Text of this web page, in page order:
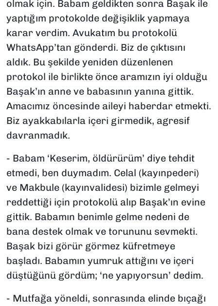
olmak için. Babam geldikten sonra Başak ile
yaptığım protokolde değişiklik yapmaya
karar verdim. Avukatım bu protokolü
WhatsApp’tan gönderdi. Biz de çıktısını
aldık. Bu şekilde yeniden düzenlenen
protokol ile birlikte önce aramızın iyi olduğu
Başak’ın anne ve babasının yanına gittik.
Amacımız öncesinde aileyi haberdar etmekti.
Biz ayakkabılarla içeri girmedik, agresif
davranmadık.
- Babam ‘Keserim, öldürürüm’ diye tehdit
etmedi, ben duymadım. Celal (kayınpederi)
ve Makbule (kayınvalidesi) bizimle gelmeyi
reddettiği için protokolü alıp Başak’ın evine
gittik. Babamın benimle gelme nedeni de
bana destek olmak ve torununu sevmekti.
Başak bizi görür görmez küfretmeye
başladı. Babamın yumruk attığını ve içeri
düştüğünü gördüm; ‘ne yapıyorsun’ dedim.
- Mutfağa yöneldi, sonrasında elinde bıçağı